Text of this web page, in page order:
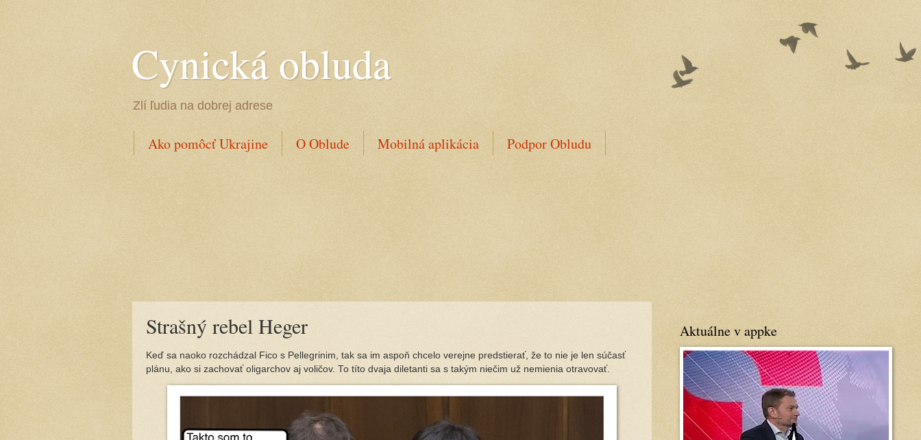
Cynická obluda
Zlí ľudia na dobrej adrese
Ako pomôcť Ukrajine O Oblude Mobilná aplikácia Podpor Obludu
Strašný rebel Heger
Keď sa naoko rozchádzal Fico s Pellegrinim, tak sa im aspoň chcelo verejne predstierať, že to nie je len súčasť
plánu, ako si zachovať oligarchov aj voličov. To títo dvaja diletanti sa s takým niečim už nemienia otravovať.
Aktuálne v appke